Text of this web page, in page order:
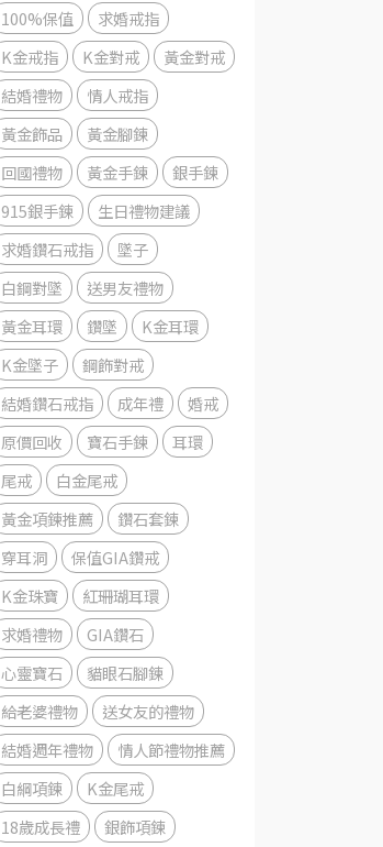
100%保值
求婚戒指
K金戒指
K金對戒
黃金對戒
結婚禮物
情人戒指
黃金飾品
黃金腳鍊
回國禮物
黃金手鍊
銀手鍊
915銀手鍊
生日禮物建議
求婚鑽石戒指
墜子
白鋼對墜
送男友禮物
黃金耳環
鑽墜
K金耳環
K金墜子
鋼飾對戒
結婚鑽石戒指
成年禮
婚戒
原價回收
寶石手鍊
耳環
尾戒
白金尾戒
黃金項鍊推薦
鑽石套鍊
穿耳洞
保值GIA鑽戒
K金珠寶
紅珊瑚耳環
求婚禮物
GIA鑽石
心靈寶石
貓眼石腳鍊
給老婆禮物
送女友的禮物
結婚週年禮物
情人節禮物推薦
白綱項鍊
K金尾戒
18歲成長禮
銀飾項鍊